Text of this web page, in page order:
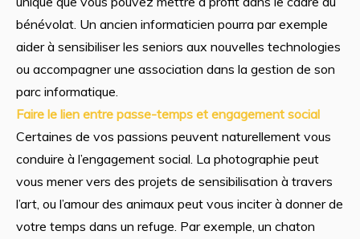
bénévolat. Un ancien informaticien pourra par exemple
aider à sensibiliser les seniors aux nouvelles technologies
ou accompagner une association dans la gestion de son
parc informatique.
Faire le lien entre passe-temps et engagement social
Certaines de vos passions peuvent naturellement vous
conduire à l’engagement social. La photographie peut
vous mener vers des projets de sensibilisation à travers
l’art, ou l’amour des animaux peut vous inciter à donner de
votre temps dans un refuge. Par exemple, un chaton